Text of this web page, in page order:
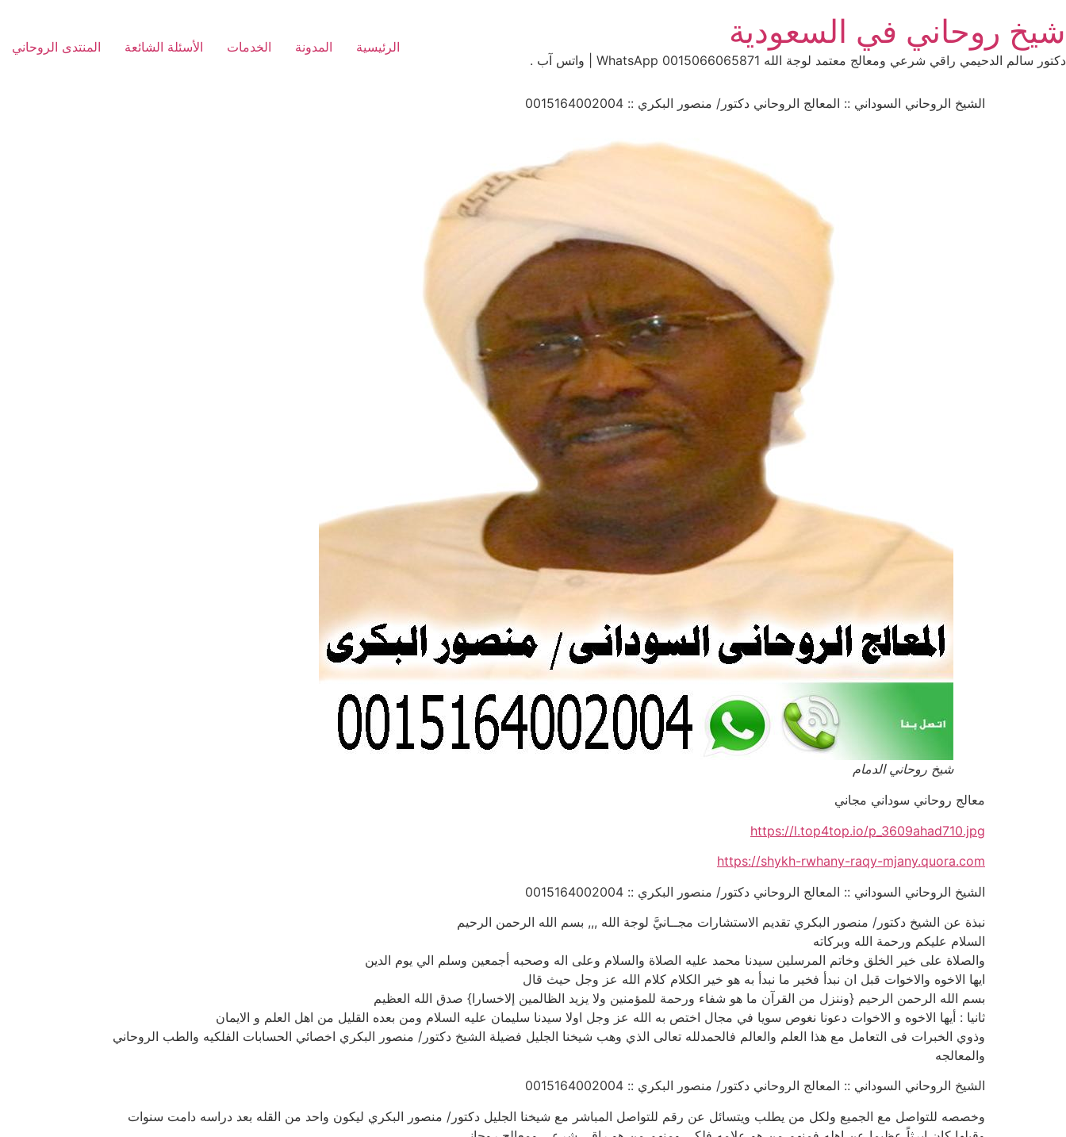
to
content
شيخ روحاني في السعودية
دكتور سالم الدحيمي راقي شرعي ومعالج معتمد لوجة الله 0015066065871 WhatsApp | واتس آب .
الرئيسية المدونة الخدمات الأسئلة الشائعة المنتدى الروحاني
الشيخ الروحاني السوداني :: المعالج الروحاني دكتور/ منصور البكري :: 0015164002004
شيخ روحاني الدمام
معالج روحاني سوداني مجاني
https://l.top4top.io/p_3609ahad710.jpg
https://shykh-rwhany-raqy-mjany.quora.com
الشيخ الروحاني السوداني :: المعالج الروحاني دكتور/ منصور البكري :: 0015164002004
نبذة عن الشيخ دكتور/ منصور البكري تقديم الاستشارات مجــانيَّ لوجة الله ,,, بسم الله الرحمن الرحيم
السلام عليكم ورحمة الله وبركاته
والصلاة على خير الخلق وخاتم المرسلين سيدنا محمد عليه الصلاة والسلام وعلى اله وصحبه أجمعين وسلم الي يوم الدين
ايها الاخوه والاخوات قبل ان نبدأ فخير ما نبدأ به هو خير الكلام كلام الله عز وجل حيث قال
بسم الله الرحمن الرحيم {وننزل من القرآن ما هو شفاء ورحمة للمؤمنين ولا يزيد الظالمين إلاخسارا} صدق الله العظيم
ثانيا : أيها الاخوه و الاخوات دعونا نغوص سويا في مجال اختص به الله عز وجل اولا سيدنا سليمان عليه السلام ومن بعده القليل من اهل العلم و الايمان
وذوي الخبرات فى التعامل مع هذا العلم والعالم فالحمدلله تعالى الذي وهب شيخنا الجليل فضيلة الشيخ دكتور/ منصور البكري اخصائي الحسابات الفلكيه والطب الروحاني
والمعالجه
الشيخ الروحاني السوداني :: المعالج الروحاني دكتور/ منصور البكري :: 0015164002004
وخصصه للتواصل مع الجميع ولكل من يطلب ويتسائل عن رقم للتواصل المباشر مع شيخنا الجليل دكتور/ منصور البكري ليكون واحد من القله بعد دراسه دامت سنوات